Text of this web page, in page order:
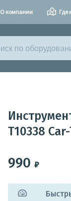
О компании Где
T10338
990₽